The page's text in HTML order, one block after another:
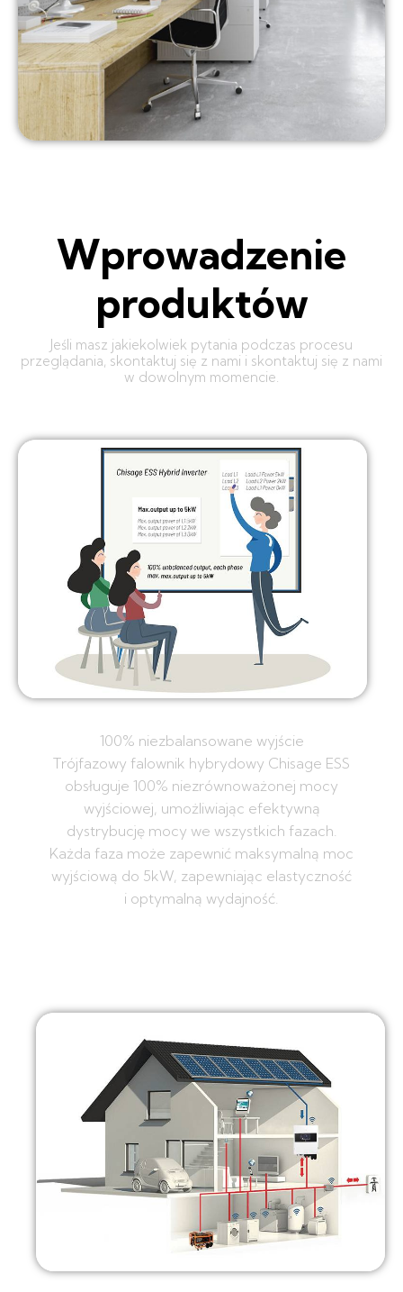
Wprowadzenie
produktów
Jeśli masz jakiekolwiek pytania podczas procesu
przeglądania, skontaktuj się z nami i skontaktuj się z nami
w dowolnym momencie.
100% niezbalansowane wyjście
Trójfazowy falownik hybrydowy Chisage ESS
obsługuje 100% niezrównoważonej mocy
wyjściowej, umożliwiając efektywną
dystrybucję mocy we wszystkich fazach.
Każda faza może zapewnić maksymalną moc
wyjściową do 5kW, zapewniając elastyczność
i optymalną wydajność.